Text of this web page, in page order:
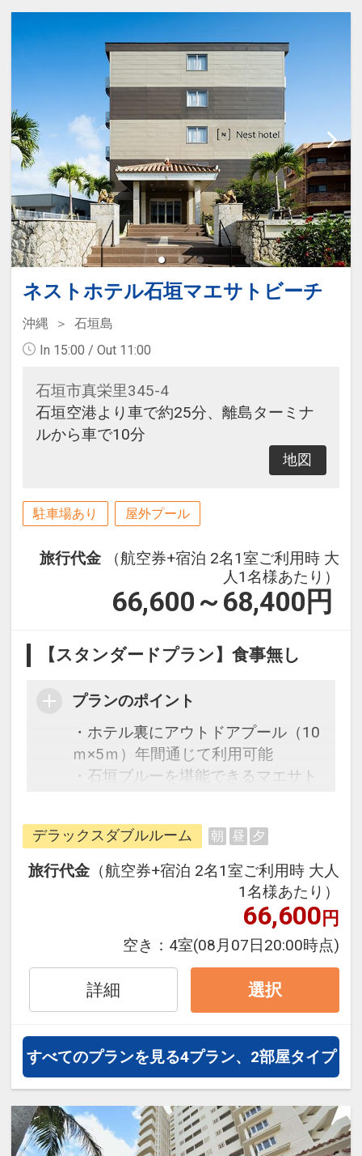
オプションでレンタカーや現地交
通・体験プランなどの追加（同時予
約）が可能なプランもございます。
ネストホテル石垣マエサトビーチ
沖縄
石垣島
In 15:00 / Out 11:00
石垣市真栄里345-4
石垣空港より車で約25分、離島ターミナ
ルから車で10分
地図
駐車場あり 屋外プール
旅行代金
（航空券+宿泊 2名1室ご利用時 大
人1名様あたり）
66,600～68,400 円
【スタンダードプラン】食事無し
プランのポイント
・ホテル裏にアウトドアプール（10
ｍ×5ｍ）年間通じて利用可能
・石垣ブルーを堪能できるマエサト
デラックスダブルルーム 朝 昼 夕
旅行代金 （航空券+宿泊 2名1室ご利用時 大人
1名様あたり）
66,600円
空き： 4室(08月07日20:00時点)
詳細 選択
すべてのプランを見る4プラン、2部屋タイプ